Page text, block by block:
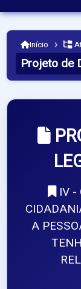
Início ›
Projeto de
IV -
A